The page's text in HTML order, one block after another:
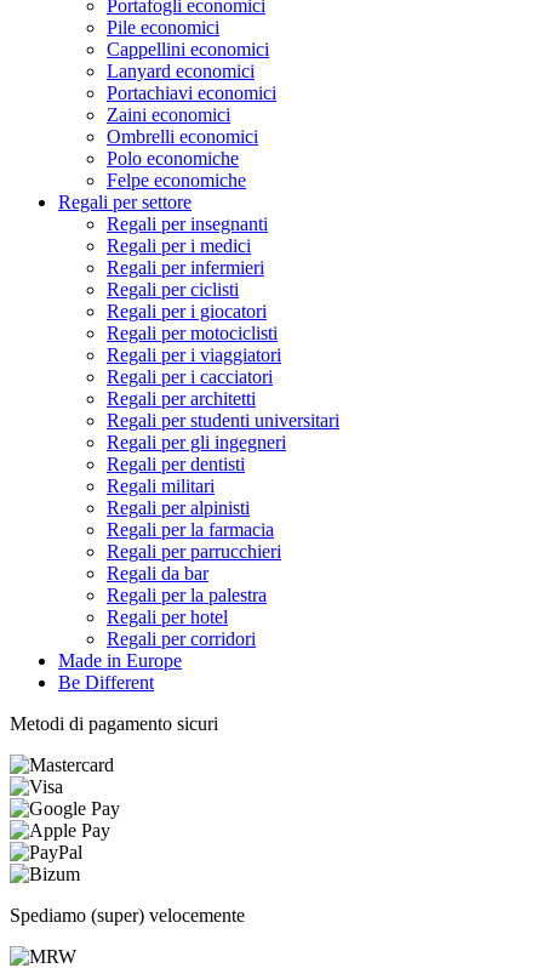
Portafogli economici
Pile economici
Cappellini economici
Lanyard economici
Portachiavi economici
Zaini economici
Ombrelli economici
Polo economiche
Felpe economiche
Regali per settore
Regali per insegnanti
Regali per i medici
Regali per infermieri
Regali per ciclisti
Regali per i giocatori
Regali per motociclisti
Regali per i viaggiatori
Regali per i cacciatori
Regali per architetti
Regali per studenti universitari
Regali per gli ingegneri
Regali per dentisti
Regali militari
Regali per alpinisti
Regali per la farmacia
Regali per parrucchieri
Regali da bar
Regali per la palestra
Regali per hotel
Regali per corridori
Made in Europe
Be Different
Metodi di pagamento sicuri
Spediamo (super) velocemente